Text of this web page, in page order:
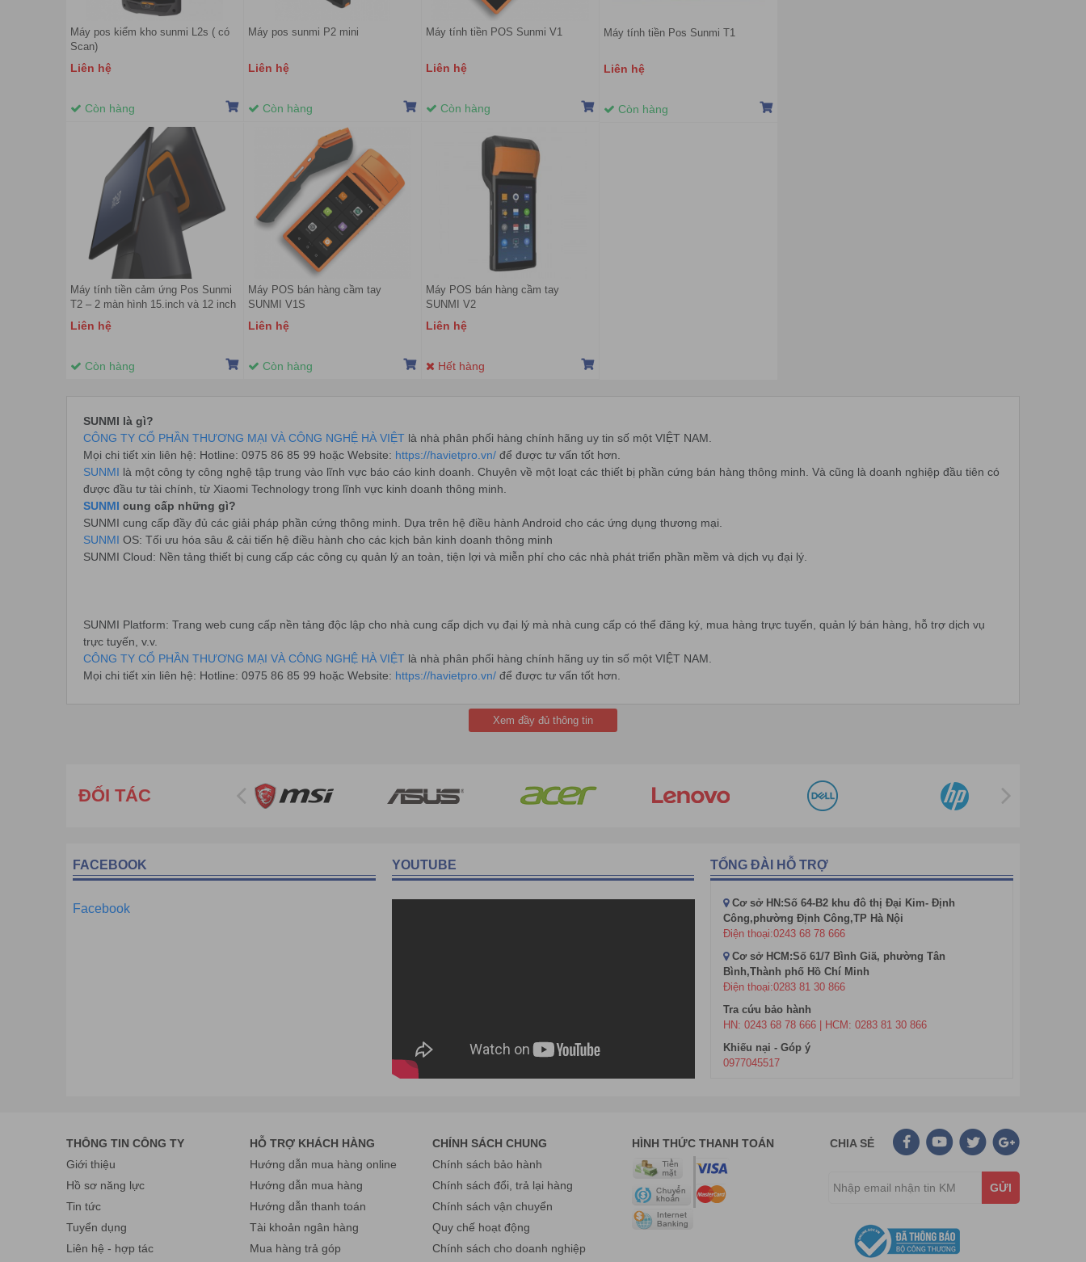
Máy pos kiểm kho sunmi L2s ( có
Scan)
Liên hệ
Còn hàng
Máy pos sunmi P2 mini
Liên hệ
Còn hàng
Máy tính tiền POS Sunmi V1
Liên hệ
Còn hàng
Máy tính tiền Pos Sunmi T1
Liên hệ
Còn hàng
Máy tính tiền cảm ứng Pos Sunmi
T2 – 2 màn hình 15.inch và 12 inch
Liên hệ
Còn hàng
Máy POS bán hàng cầm tay
SUNMI V1S
Liên hệ
Còn hàng
Máy POS bán hàng cầm tay
SUNMI V2
Liên hệ
Hết hàng
SUNMI là gì?
CÔNG TY CỔ PHẦN THƯƠNG MẠI VÀ CÔNG NGHỆ HÀ VIỆT là nhà phân phối hàng chính hãng uy tin số một VIỆT NAM.
Mọi chi tiết xin liên hệ: Hotline: 0975 86 85 99 hoặc Website: https://havietpro.vn/ để được tư vấn tốt hơn.
SUNMI là một công ty công nghệ tập trung vào lĩnh vực báo cáo kinh doanh. Chuyên về một loạt các thiết bị phần cứng bán hàng thông minh. Và cũng là doanh nghiệp đầu tiên có
được đầu tư tài chính, từ Xiaomi Technology trong lĩnh vực kinh doanh thông minh.
SUNMI cung cấp những gì?
SUNMI cung cấp đầy đủ các giải pháp phần cứng thông minh. Dựa trên hệ điều hành Android cho các ứng dụng thương mại.
SUNMI OS: Tối ưu hóa sâu & cải tiến hệ điều hành cho các kịch bản kinh doanh thông minh
SUNMI Cloud: Nền tảng thiết bị cung cấp các công cụ quản lý an toàn, tiện lợi và miễn phí cho các nhà phát triển phần mềm và dịch vụ đại lý.
SUNMI Platform: Trang web cung cấp nền tảng độc lập cho nhà cung cấp dịch vụ đại lý mà nhà cung cấp có thể đăng ký, mua hàng trực tuyến, quản lý bán hàng, hỗ trợ dịch vụ
trực tuyến, v.v.
CÔNG TY CỔ PHẦN THƯƠNG MẠI VÀ CÔNG NGHỆ HÀ VIỆT là nhà phân phối hàng chính hãng uy tin số một VIỆT NAM.
Mọi chi tiết xin liên hệ: Hotline: 0975 86 85 99 hoặc Website: https://havietpro.vn/ để được tư vấn tốt hơn.
Xem đầy đủ thông tin
ĐỐI TÁC
FACEBOOK
Facebook
YOUTUBE TỔNG ĐÀI HỖ TRỢ
Cơ sở HN:Số 64-B2 khu đô thị Đại Kim- Định
Công,phường Định Công,TP Hà Nội
Điện thoại:0243 68 78 666
Cơ sở HCM:Số 61/7 Bình Giã, phường Tân
Bình,Thành phố Hồ Chí Minh
Điện thoại:0283 81 30 866
Tra cứu bảo hành
HN: 0243 68 78 666 | HCM: 0283 81 30 866
Khiếu nại - Góp ý
0977045517
THÔNG TIN CÔNG TY
Giới thiệu
Hồ sơ năng lực
Tin tức
Tuyển dụng
Liên hệ - hợp tác
HỖ TRỢ KHÁCH HÀNG
Hướng dẫn mua hàng online
Hướng dẫn mua hàng
Hướng dẫn thanh toán
Tài khoản ngân hàng
Mua hàng trả góp
CHÍNH SÁCH CHUNG
Chính sách bảo hành
Chính sách đổi, trả lại hàng
Chính sách vận chuyển
Quy chế hoạt động
Chính sách cho doanh nghiệp
HÌNH THỨC THANH TOÁN CHIA SẺ
GỬI